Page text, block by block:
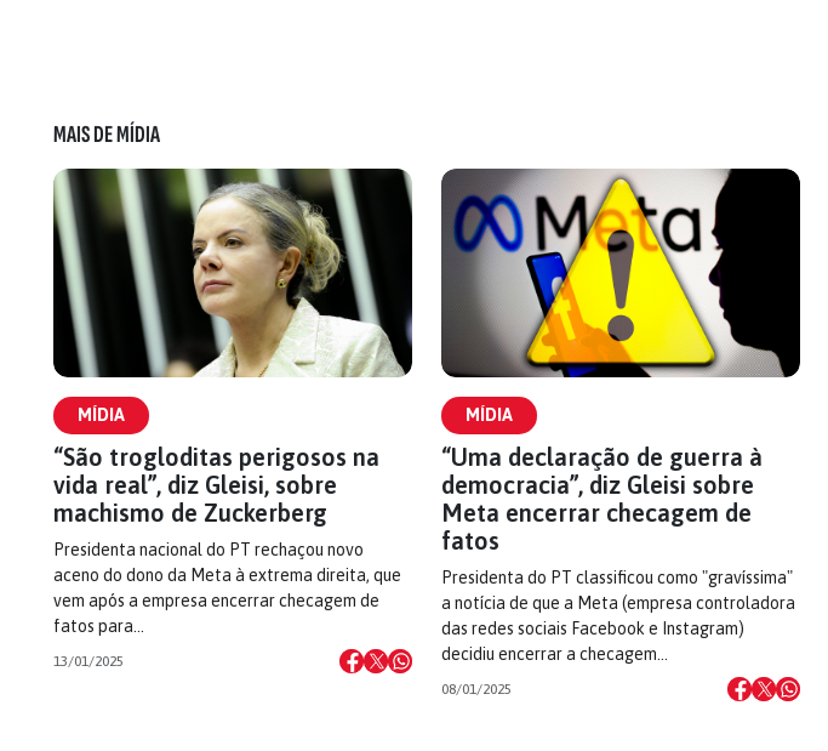
MAIS DE MÍDIA
MÍDIA
“São trogloditas perigosos na
vida real”, diz Gleisi, sobre
machismo de Zuckerberg
Presidenta nacional do PT rechaçou novo
aceno do dono da Meta à extrema direita, que
vem após a empresa encerrar checagem de
fatos para…
13/01/2025
MÍDIA
“Uma declaração de guerra à
democracia”, diz Gleisi sobre
Meta encerrar checagem de
fatos
Presidenta do PT classificou como "gravíssima"
a notícia de que a Meta (empresa controladora
das redes sociais Facebook e Instagram)
decidiu encerrar a checagem…
08/01/2025